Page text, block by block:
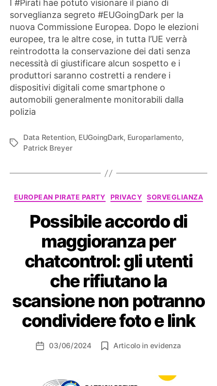
I #Pirati hae potuto visionare il piano di
sorveglianza segreto #EUGoingDark per la
nuova Commissione Europea. Dopo le elezioni
europee, tra le altre cose, in tutta l’UE verrà
reintrodotta la conservazione dei dati senza
necessità di giustificare alcun sospetto e i
produttori saranno costretti a rendere i
dispositivi digitali come smartphone o
automobili generalmente monitorabili dalla
polizia
Tag
Data Retention, EUGoingDark, Europarlamento,
Patrick Breyer
Categorie
EUROPEAN PIRATE PARTY PRIVACY SORVEGLIANZA
Possibile accordo di
maggioranza per
chatcontrol: gli utenti
che rifiutano la
scansione non potranno
condividere foto e link
Data03/06/2024 Articolo in evidenza